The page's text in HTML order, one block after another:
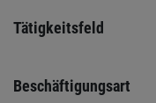
Tätigkeitsfeld
Beschäftigungsart